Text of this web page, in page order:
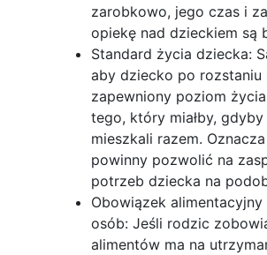
zarobkowo, jego czas i
opiekę nad dzieckiem są
Standard życia dziecka:
aby dziecko po rozstaniu
zapewniony poziom
tego, który miałby,
mieszkali razem.
powinny pozwolić na
potrzeb dziecka na
Obowiązek
osób: Jeśli rodzic
alimentów ma na